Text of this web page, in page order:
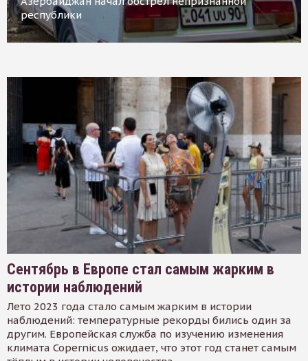
республики
Сентябрь в Европе стал самым жарким в
истории наблюдений
Лето 2023 года стало самым жарким в истории
наблюдений: температурные рекорды бились один за
другим. Европейская служба по изучению изменения
климата Copernicus ожидает, что этот год станет самым